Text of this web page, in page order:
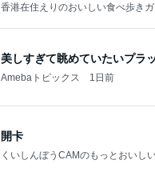
香港在住えりのおいしい食べ歩き
美しすぎて眺めていたいプラ
Amebaトピックス 1日前
開卡
くいしんぼうCAMのもっとおいし